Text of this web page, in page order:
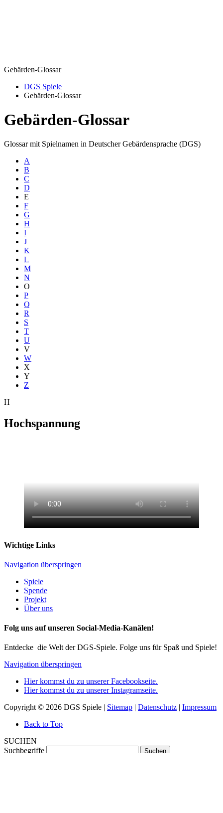
Gebärden-Glossar
DGS Spiele
Gebärden-Glossar
Gebärden-Glossar
Glossar mit Spielnamen in Deutscher Gebärdensprache (DGS)
A
B
C
D
E
F
G
H
I
J
K
L
M
N
O
P
Q
R
S
T
U
V
W
X
Y
Z
H
Hochspannung
Wichtige Links
Navigation überspringen
Spiele
Spende
Projekt
Über uns
Folg uns auf unseren Social-Media-Kanälen!
Entdecke die Welt der DGS-Spiele. Folge uns für Spaß und Spiele!
Navigation überspringen
Hier kommst du zu unserer Facebookseite.
Hier kommst du zu unserer Instagramseite.
Copyright © 2026 DGS Spiele | Sitemap | Datenschutz | Impressum
Back to Top
SUCHEN
Suchbegriffe
Suchen